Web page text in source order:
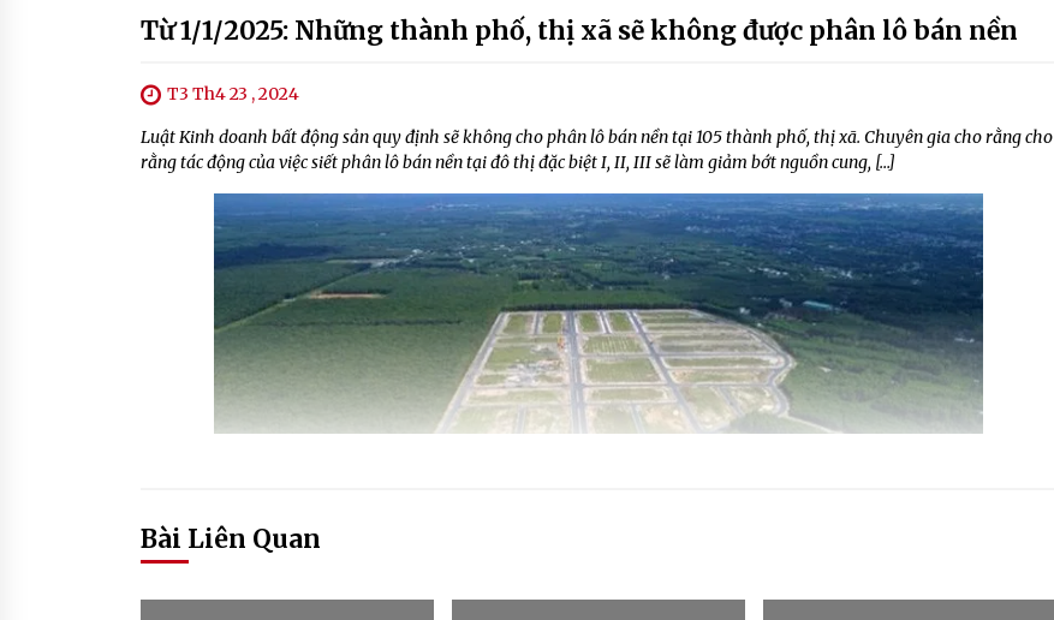
Từ 1/1/2025: Những thành phố, thị xã sẽ không được phân lô bán nền
T3 Th4 23 , 2024
Luật Kinh doanh bất động sản quy định sẽ không cho phân lô bán nền tại 105 thành phố, thị xã. Chuyên gia cho rằng cho
rằng tác động của việc siết phân lô bán nền tại đô thị đặc biệt I, II, III sẽ làm giảm bớt nguồn cung, […]
Bài Liên Quan